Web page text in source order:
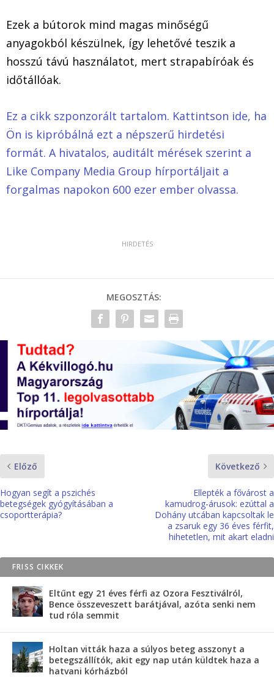
Ezek a bútorok mind magas minőségű
anyagokból készülnek, így lehetővé teszik a
hosszú távú használatot, mert strapabíróak és
időtállóak.
Ez a cikk szponzorált tartalom. Kattintson ide, ha
Ön is kipróbálná ezt a népszerű hirdetési
formát. A hivatalos, auditált mérések szerint a
Like Company Media Group hírportáljait a
forgalmas napokon 600 ezer ember olvassa.
MEGOSZTÁS:
Előző
Hogyan segít a pszichés
betegségek gyógyításában a
csoportterápia?
Következő
Ellepték a fővárost a
kamudrog-árusok: ezúttal a
Dohány utcában kapcsoltak le
a zsaruk egy 36 éves férfit,
hihetetlen, mit akart eladni
FRISS CIKKEK
Eltűnt egy 21 éves férfi az Ozora Fesztiválról,
Bence összeveszett barátjával, azóta senki nem
tud róla semmit
Holtan vitták haza a súlyos beteg asszonyt a
betegszállítók, akit egy nap után küldtek haza a
hatvani kórházból